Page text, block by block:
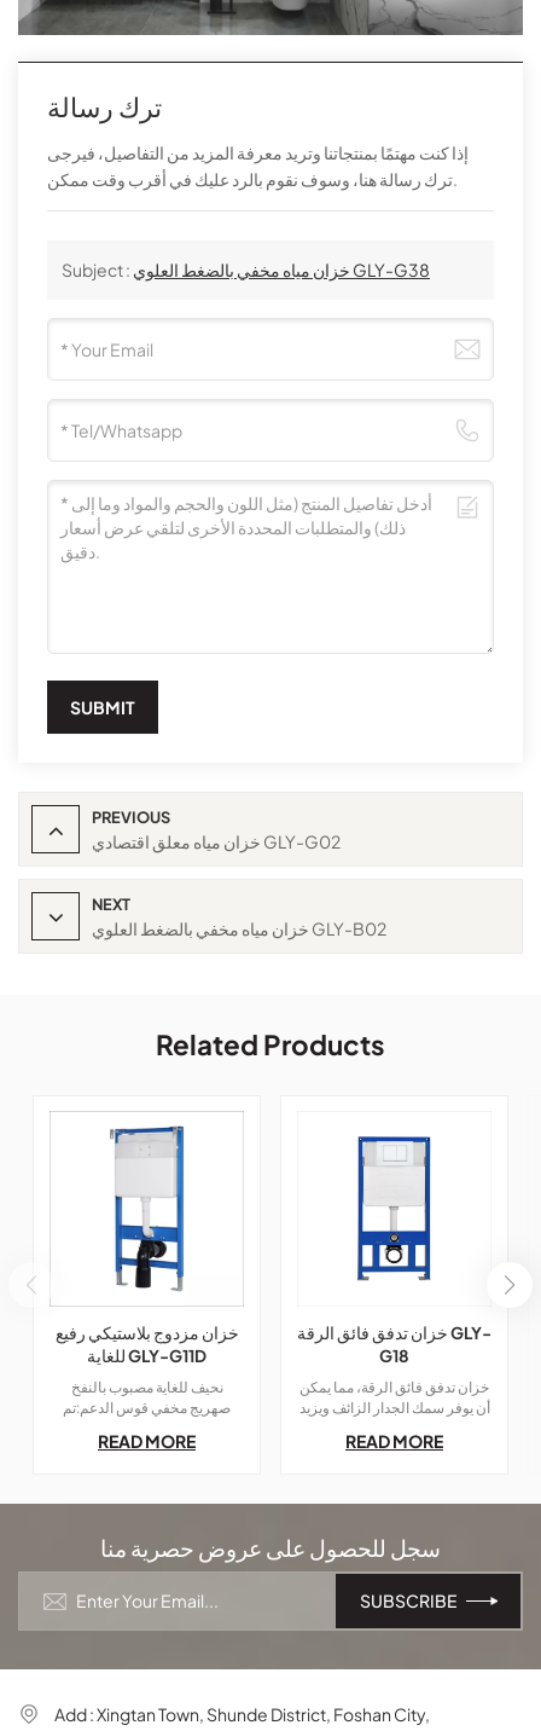
ترك رسالة
إذا كنت مهتمًا بمنتجاتنا وتريد معرفة المزيد من التفاصيل، فيرجى
ترك رسالة هنا، وسوف نقوم بالرد عليك في أقرب وقت ممكن.
Subject : خزان مياه مخفي بالضغط العلوي GLY-G38
SUBMIT
PREVIOUS
خزان مياه معلق اقتصادي GLY-G02
NEXT
خزان مياه مخفي بالضغط العلوي GLY-B02
Related Products
خزان مزدوج بلاستيكي رفيع
للغاية GLY-G11D
نحيف للغاية مصبوب بالنفخ
صهريج مخفي قوس الدعم:تم
خصيصًا للقوالب المنفوخة فائقة
READ MORE
خزان تدفق فائق الرقة GLY-
G18
خزان تدفق فائق الرقة، مما يمكن
أن يوفر سمك الجدار الزائف ويزيد
READ MORE
سجل للحصول على عروض حصرية منا
Add : Xingtan Town, Shunde District, Foshan City,